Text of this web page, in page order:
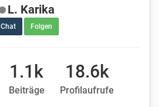
L. Karika
Chat Folgen
1.1k
Beiträge
18.6k
Profilaufrufe